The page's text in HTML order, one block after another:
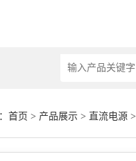
首页 > 产品展示> 直流电源 >